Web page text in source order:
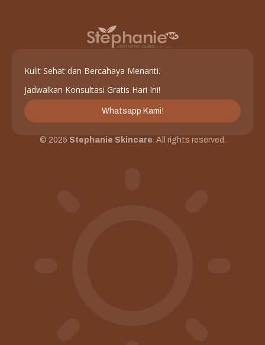
Kulit Sehat dan Bercahaya Menanti.
Jadwalkan Konsultasi Gratis Hari Ini!
Whatsapp Kami!
© 2025 Stephanie Skincare . All rights reserved.